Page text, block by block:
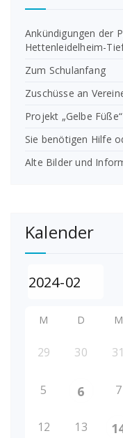
Ankündigungen der
Hettenleidelheim-
Zum Schulanfang
Zuschüsse an
Projekt „Gelbe
Sie benötigen Hilfe
Alte Bilder und
Kalender
M D M
29 30 31
5 6 7
12 13